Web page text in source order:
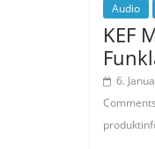
Audio
KEF
6.
Comments